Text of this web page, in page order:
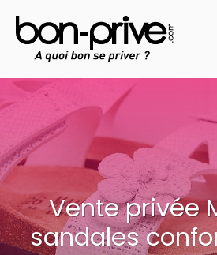
au
contenu
Vente privée
sandales